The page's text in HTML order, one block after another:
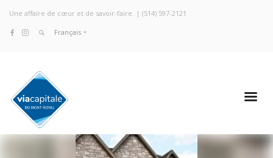
Une affaire de cœur et de savoir-faire. | (514) 597-2121
Français